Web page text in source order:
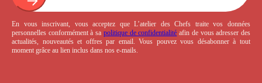
En vous inscrivant, vous acceptez que L’atelier des Chefs traite vos données
personnelles conformément à sa politique de confidentialité afin de vous adresser des
actualités, nouveautés et offres par email. Vous pouvez vous désabonner à tout
moment grâce au lien inclus dans nos e-mails.